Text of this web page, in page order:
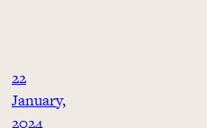
22
January,
2024